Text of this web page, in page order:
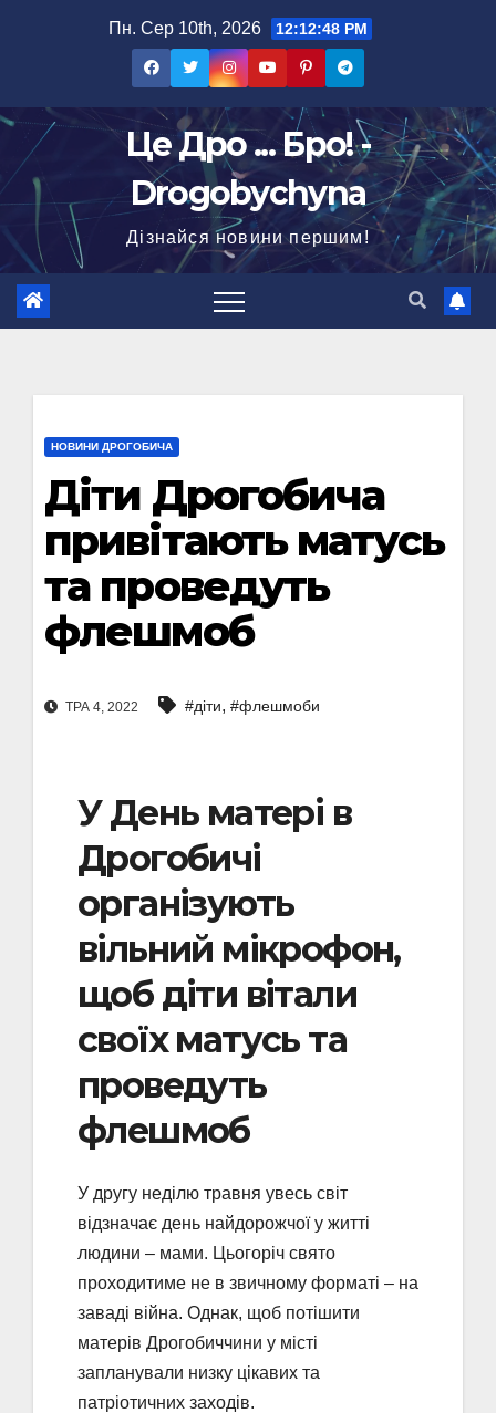
Пн. Сер 10th, 2026 12:12:48 PM
Це Дро ... Бро! -
Drogobychyna
Дізнайся новини першим!
НОВИНИ ДРОГОБИЧА
Діти Дрогобича
привітають матусь
та проведуть
флешмоб
ТРА 4, 2022 #діти, #флешмоби
У День матері в
Дрогобичі
організують
вільний мікрофон,
щоб діти вітали
своїх матусь та
проведуть
флешмоб
У другу неділю травня увесь світ
відзначає день найдорожчої у житті
людини – мами. Цьогоріч свято
проходитиме не в звичному форматі – на
заваді війна. Однак, щоб потішити
матерів Дрогобиччини у місті
запланували низку цікавих та
патріотичних заходів.